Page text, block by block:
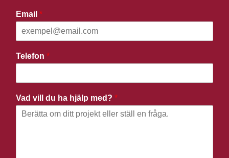
Email *
Telefon *
Vad vill du ha hjälp med? *